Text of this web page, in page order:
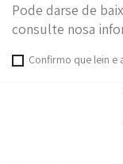
Pode darse de
consulte nosa
Confirmo que lein e